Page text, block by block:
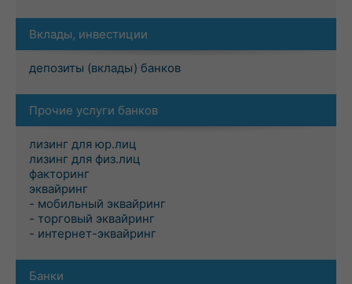
Вклады, инвестиции
депозиты (вклады) банков
Прочие услуги банков
лизинг для юр.лиц
лизинг для физ.лиц
факторинг
эквайринг
- мобильный эквайринг
- торговый эквайринг
- интернет-эквайринг
Банки